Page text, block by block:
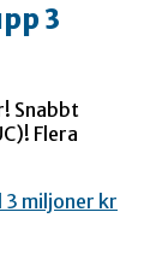
3
Snabbt
Flera